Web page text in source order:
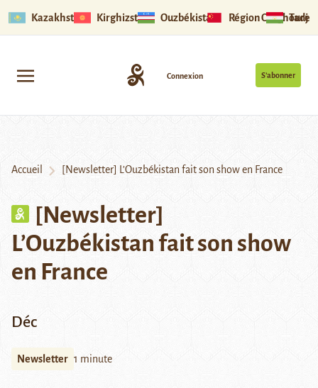
Kazakhstan Kirghizstan Ouzbékistan Région Ouïghoure
S’abonner
Connexion
Accueil [Newsletter] L’Ouzbékistan fait son show en France
[Newsletter]
L’Ouzbékistan fait son show
en France
Déc
Newsletter 1 minute